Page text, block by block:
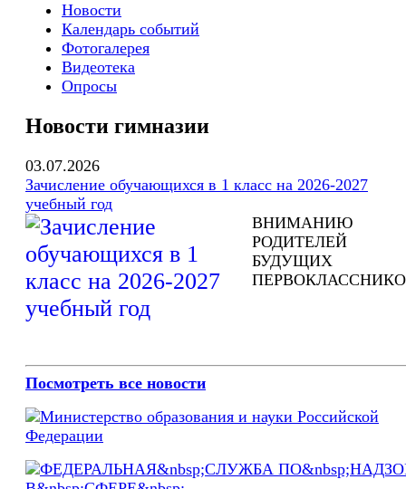
Новости
Календарь событий
Фотогалерея
Видеотека
Опросы
Новости гимназии
03.07.2026
Зачисление обучающихся в 1 класс на 2026-2027
учебный год
ВНИМАНИЮ
РОДИТЕЛЕЙ
БУДУЩИХ
Посмотреть все новости